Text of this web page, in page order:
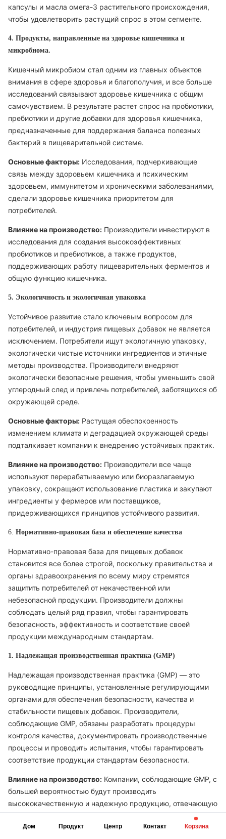
капсулы и масла омега-3 растительного происхождения,
чтобы удовлетворить растущий спрос в этом сегменте.
4. Продукты, направленные на здоровье кишечника и
микробиома.
Кишечный микробиом стал одним из главных объектов
внимания в сфере здоровья и благополучия, и все больше
исследований связывают здоровье кишечника с общим
самочувствием. В результате растет спрос на пробиотики,
пребиотики и другие добавки для здоровья кишечника,
предназначенные для поддержания баланса полезных
бактерий в пищеварительной системе.
Основные факторы: Исследования, подчеркивающие
связь между здоровьем кишечника и психическим
здоровьем, иммунитетом и хроническими заболеваниями,
сделали здоровье кишечника приоритетом для
потребителей.
Влияние на производство: Производители инвестируют в
исследования для создания высокоэффективных
пробиотиков и пребиотиков, а также продуктов,
поддерживающих работу пищеварительных ферментов и
общую функцию кишечника.
5. Экологичность и экологичная упаковка
Устойчивое развитие стало ключевым вопросом для
потребителей, и индустрия пищевых добавок не является
исключением. Потребители ищут экологичную упаковку,
экологически чистые источники ингредиентов и этичные
методы производства. Производители внедряют
экологически безопасные решения, чтобы уменьшить свой
углеродный след и привлечь потребителей, заботящихся об
окружающей среде.
Основные факторы: Растущая обеспокоенность
изменением климата и деградацией окружающей среды
подталкивает компании к внедрению устойчивых практик.
Влияние на производство: Производители все чаще
используют перерабатываемую или биоразлагаемую
упаковку, сокращают использование пластика и закупают
ингредиенты у фермеров или поставщиков,
придерживающихся принципов устойчивого развития.
6. Нормативно-правовая база и обеспечение качества
Нормативно-правовая база для пищевых добавок
становится все более строгой, поскольку правительства и
органы здравоохранения по всему миру стремятся
защитить потребителей от некачественной или
небезопасной продукции. Производители должны
соблюдать целый ряд правил, чтобы гарантировать
безопасность, эффективность и соответствие своей
продукции международным стандартам.
1. Надлежащая производственная практика (GMP)
Надлежащая производственная практика (GMP) — это
руководящие принципы, установленные регулирующими
органами для обеспечения безопасности, качества и
стабильности пищевых добавок. Производители,
соблюдающие GMP, обязаны разработать процедуры
контроля качества, документировать производственные
процессы и проводить испытания, чтобы гарантировать
соответствие продукции стандартам безопасности.
Влияние на производство: Компании, соблюдающие GMP, с
большей вероятностью будут производить
высококачественную и надежную продукцию, отвечающую
ожиданиям потребителей. Соблюдение GMP особенно
важно для производителей пищевых добавок,
Дом Продукт Центр Контакт Корзина